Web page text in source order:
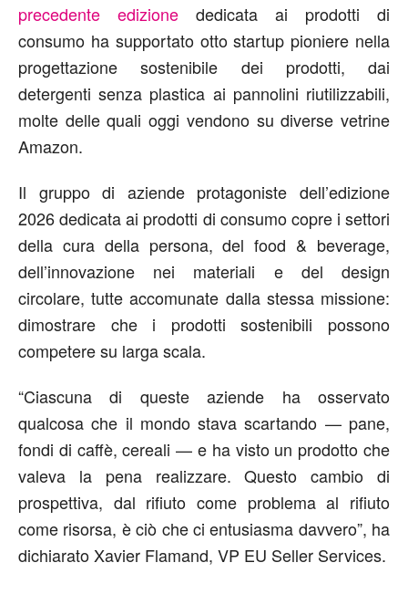
precedente edizione dedicata ai prodotti di
consumo ha supportato otto startup pioniere nella
progettazione sostenibile dei prodotti, dai
detergenti senza plastica ai pannolini riutilizzabili,
molte delle quali oggi vendono su diverse vetrine
Amazon.
Il gruppo di aziende protagoniste dell’edizione
2026 dedicata ai prodotti di consumo copre i settori
della cura della persona, del food & beverage,
dell’innovazione nei materiali e del design
circolare, tutte accomunate dalla stessa missione:
dimostrare che i prodotti sostenibili possono
competere su larga scala.
“Ciascuna di queste aziende ha osservato
qualcosa che il mondo stava scartando — pane,
fondi di caffè, cereali — e ha visto un prodotto che
valeva la pena realizzare. Questo cambio di
prospettiva, dal rifiuto come problema al rifiuto
come risorsa, è ciò che ci entusiasma davvero”, ha
dichiarato Xavier Flamand, VP EU Seller Services.